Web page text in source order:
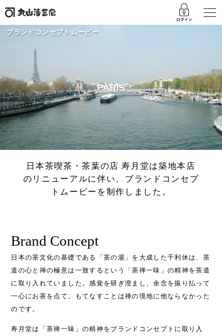
ブランドコンセプトムービー
日本茶喫茶・茶葉の店 寿月堂は築地本店
の リニューアルに伴い、ブランドコンセプ
トムービーを制作しました。
Brand Concept
日本の茶文化の基礎である「茶の湯」を大成した千利休は、茶
道の心と禅の極意は一致するという「茶禅一味」の精神を茶道
に取り入れていました。感覚を研ぎ澄まし、余念を振り払って
一心にお茶を点て、もてなすことは禅の境地に他ならなかった
のです。
寿月堂は「茶禅一味」の精神をブランドコンセプトに取り入